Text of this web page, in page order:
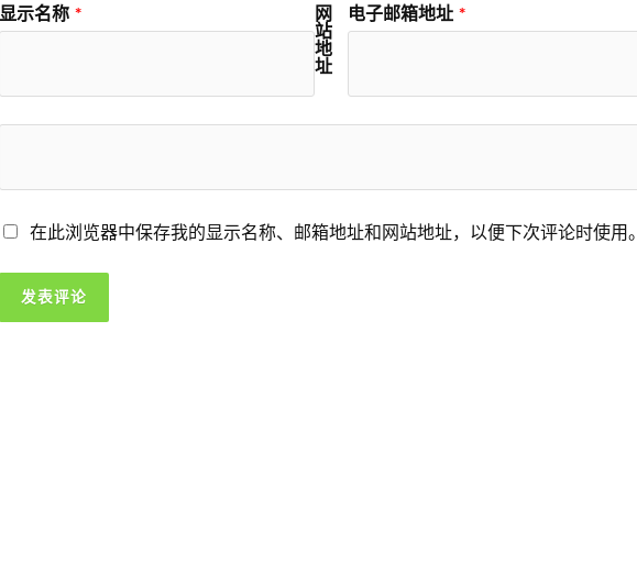
显示名称 * 电子邮箱地址 *
网
站
地
址
在此浏览器中保存我的显示名称、邮箱地址和网站地址，以便下次评论时使用。